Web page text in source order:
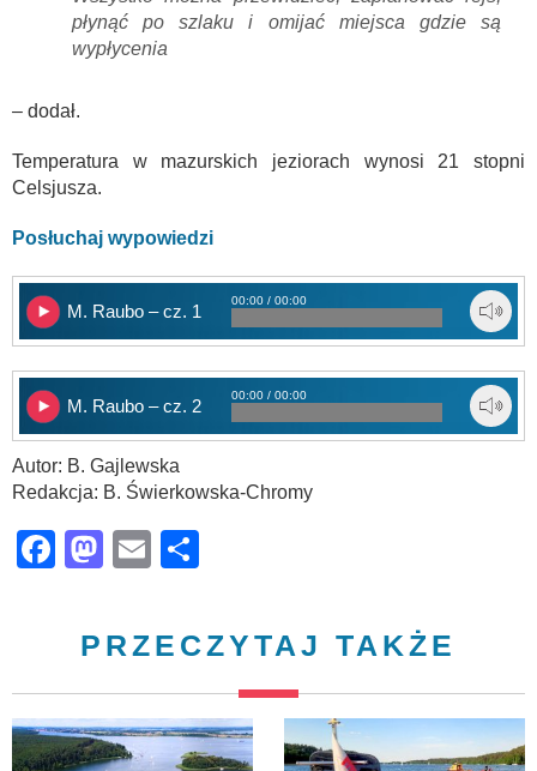
płynąć po szlaku i omijać miejsca gdzie są
wypłycenia
– dodał.
Temperatura w mazurskich jeziorach wynosi 21 stopni
Celsjusza.
Posłuchaj wypowiedzi
M. Raubo – cz. 1
00:00 / 00:00
M. Raubo – cz. 2
00:00 / 00:00
Autor: B. Gajlewska
Redakcja: B. Świerkowska-Chromy
Facebook
Mastodon
Email
PRZECZYTAJ TAKŻE